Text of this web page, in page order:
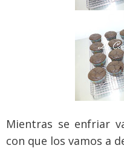
Mientras se enfriar
con que los vamos a